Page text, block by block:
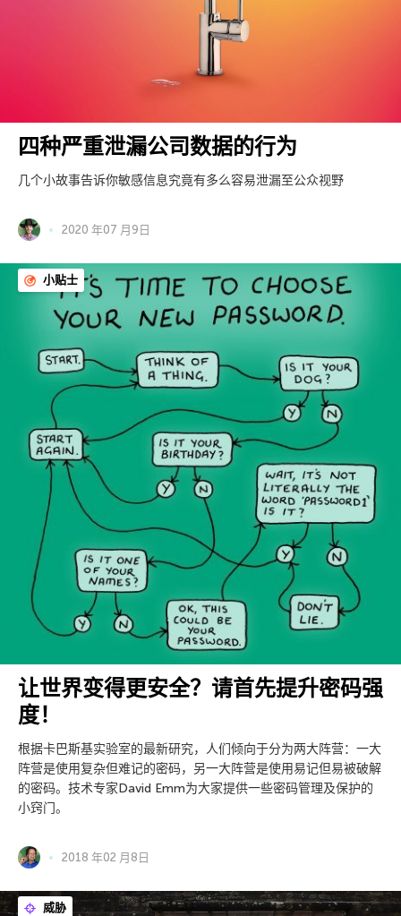
四种严重泄漏公司数据的行为
几个小故事告诉你敏感信息究竟有多么容易泄漏至公众视野
2020 年07 月9日
小贴士
让世界变得更安全？请首先提升密码强
度！
根据卡巴斯基实验室的最新研究，人们倾向于分为两大阵营：一大
阵营是使用复杂但难记的密码，另一大阵营是使用易记但易被破解
的密码。技术专家David Emm为大家提供一些密码管理及保护的
小窍门。
2018 年02 月8日
威胁